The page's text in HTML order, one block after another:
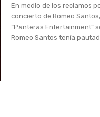
En medio de los reclamos
concierto de Romeo
“Panteras Entertainment”
Romeo Santos tenía